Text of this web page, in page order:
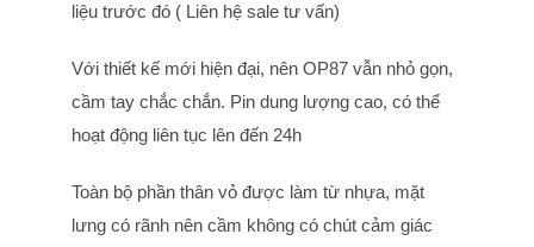
liệu trước đó ( Liên hệ sale tư vấn)
Với thiết kế mới hiện đại, nên OP87 vẫn nhỏ gọn,
cầm tay chắc chắn. Pin dung lượng cao, có thể
hoạt động liên tục lên đến 24h
Toàn bộ phần thân vỏ được làm từ nhựa, mặt
lưng có rãnh nên cầm không có chút cảm giác